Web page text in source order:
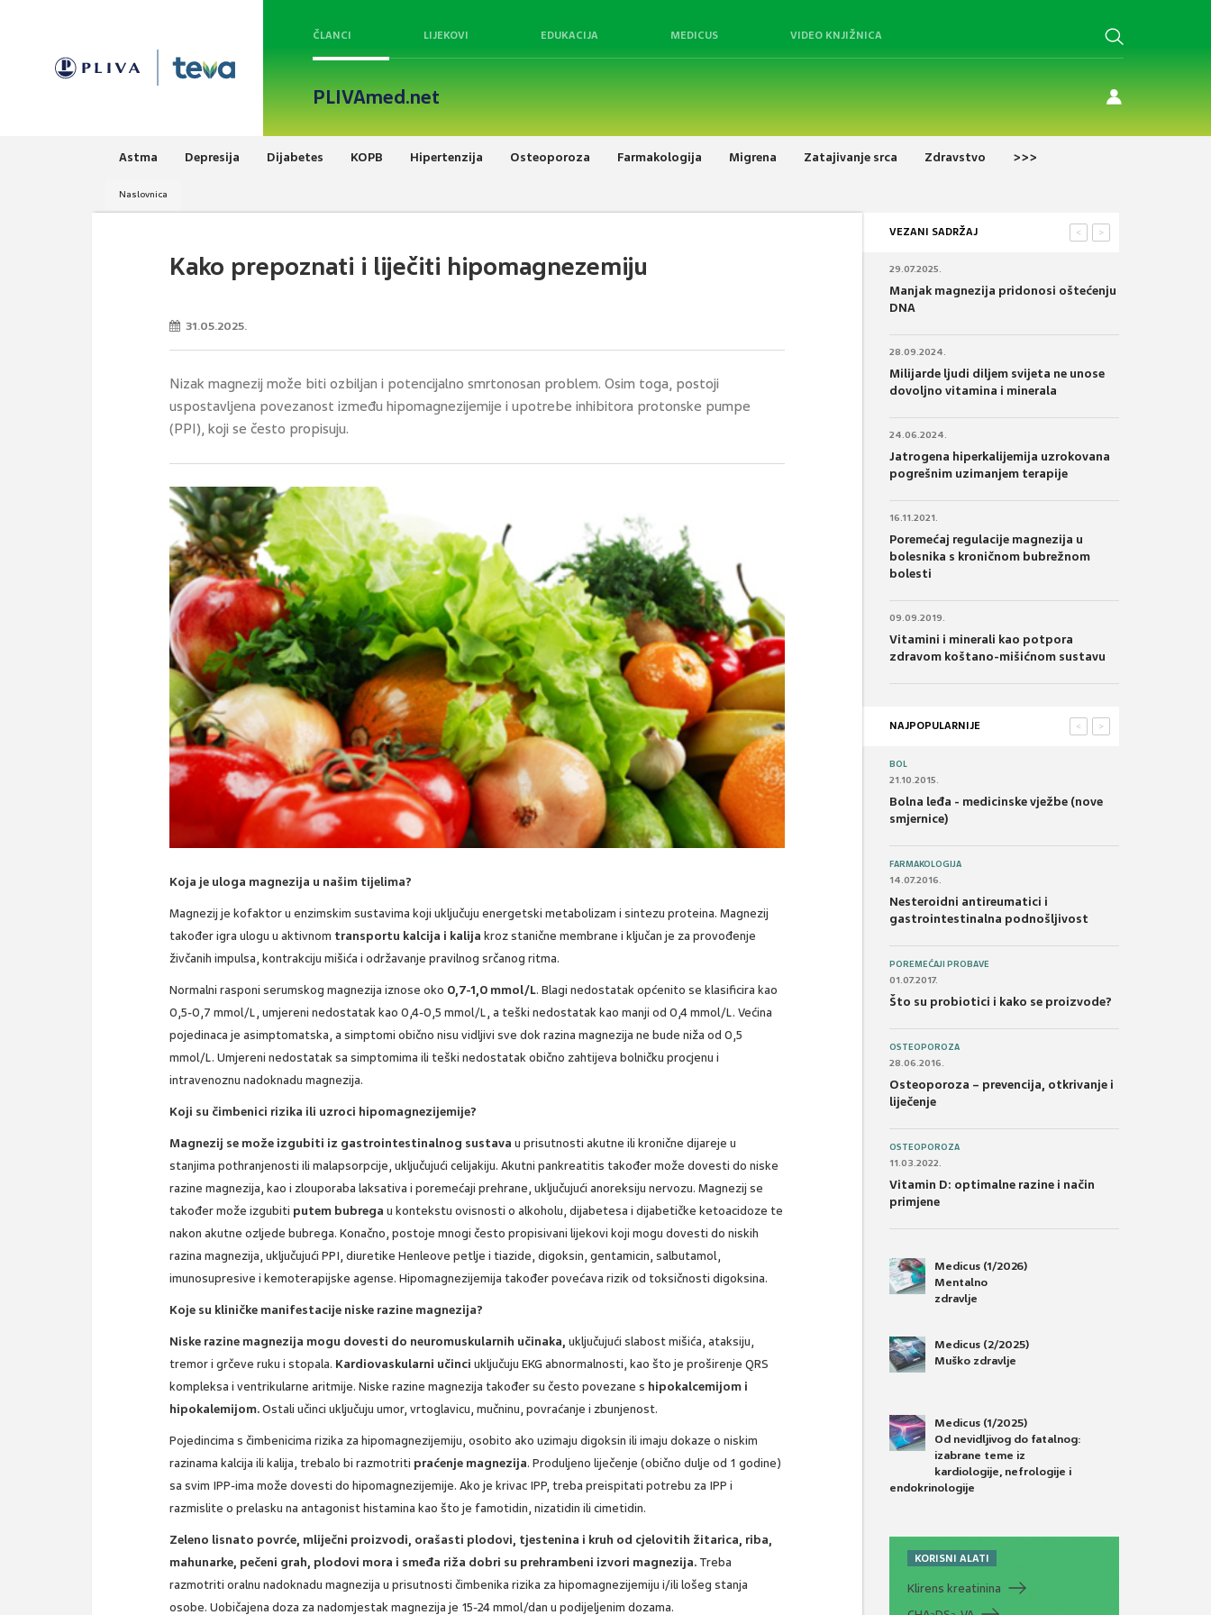
ČLANCI LIJEKOVI EDUKACIJA MEDICUS VIDEO KNJIŽNICA
PLIVAmed.net
Astma Depresija Dijabetes KOPB Hipertenzija Osteoporoza Farmakologija Migrena Zatajivanje srca Zdravstvo >>>
Naslovnica
Kako prepoznati i liječiti hipomagnezemiju
31.05.2025.
Nizak magnezij može biti ozbiljan i potencijalno smrtonosan problem. Osim toga, postoji
uspostavljena povezanost između hipomagnezijemije i upotrebe inhibitora protonske pumpe
(PPI), koji se često propisuju.
Koja je uloga magnezija u našim tijelima?
Magnezij je kofaktor u enzimskim sustavima koji uključuju energetski metabolizam i sintezu proteina. Magnezij
također igra ulogu u aktivnom transportu kalcija i kalija kroz stanične membrane i ključan je za provođenje
živčanih impulsa, kontrakciju mišića i održavanje pravilnog srčanog ritma.
Normalni rasponi serumskog magnezija iznose oko 0,7-1,0 mmol/L. Blagi nedostatak općenito se klasificira kao
0,5-0,7 mmol/L, umjereni nedostatak kao 0,4-0,5 mmol/L, a teški nedostatak kao manji od 0,4 mmol/L. Većina
pojedinaca je asimptomatska, a simptomi obično nisu vidljivi sve dok razina magnezija ne bude niža od 0,5
mmol/L. Umjereni nedostatak sa simptomima ili teški nedostatak obično zahtijeva bolničku procjenu i
intravenoznu nadoknadu magnezija.
Koji su čimbenici rizika ili uzroci hipomagnezijemije?
Magnezij se može izgubiti iz gastrointestinalnog sustava u prisutnosti akutne ili kronične dijareje u
stanjima pothranjenosti ili malapsorpcije, uključujući celijakiju. Akutni pankreatitis također može dovesti do niske
razine magnezija, kao i zlouporaba laksativa i poremećaji prehrane, uključujući anoreksiju nervozu. Magnezij se
također može izgubiti putem bubrega u kontekstu ovisnosti o alkoholu, dijabetesa i dijabetičke ketoacidoze te
nakon akutne ozljede bubrega. Konačno, postoje mnogi često propisivani lijekovi koji mogu dovesti do niskih
razina magnezija, uključujući PPI, diuretike Henleove petlje i tiazide, digoksin, gentamicin, salbutamol,
imunosupresive i kemoterapijske agense. Hipomagnezijemija također povećava rizik od toksičnosti digoksina.
Koje su kliničke manifestacije niske razine magnezija?
Niske razine magnezija mogu dovesti do neuromuskularnih učinaka, uključujući slabost mišića, ataksiju,
tremor i grčeve ruku i stopala. Kardiovaskularni učinci uključuju EKG abnormalnosti, kao što je proširenje QRS
kompleksa i ventrikularne aritmije. Niske razine magnezija također su često povezane s hipokalcemijom i
hipokalemijom.Ostali učinci uključuju umor, vrtoglavicu, mučninu, povraćanje i zbunjenost.
Pojedincima s čimbenicima rizika za hipomagnezijemiju, osobito ako uzimaju digoksin ili imaju dokaze o niskim
razinama kalcija ili kalija, trebalo bi razmotriti praćenje magnezija. Produljeno liječenje (obično dulje od 1 godine)
sa svim IPP-ima može dovesti do hipomagnezijemije. Ako je krivac IPP, treba preispitati potrebu za IPP i
razmislite o prelasku na antagonist histamina kao što je famotidin, nizatidin ili cimetidin.
Zeleno lisnato povrće, mliječni proizvodi, orašasti plodovi, tjestenina i kruh od cjelovitih žitarica, riba,
mahunarke, pečeni grah, plodovi mora i smeđa riža dobri su prehrambeni izvori magnezija. Treba
razmotriti oralnu nadoknadu magnezija u prisutnosti čimbenika rizika za hipomagnezijemiju i/ili lošeg stanja
osobe. Uobičajena doza za nadomjestak magnezija je 15-24 mmol/dan u podijeljenim dozama.
VEZANI SADRŽAJ >
<
29.07.2025.
Manjak magnezija pridonosi oštećenju
DNA
28.09.2024.
Milijarde ljudi diljem svijeta ne unose
dovoljno vitamina i minerala
24.06.2024.
Jatrogena hiperkalijemija uzrokovana
pogrešnim uzimanjem terapije
16.11.2021.
Poremećaj regulacije magnezija u
bolesnika s kroničnom bubrežnom
bolesti
09.09.2019.
Vitamini i minerali kao potpora
zdravom koštano-mišićnom sustavu
NAJPOPULARNIJE >
<
BOL
21.10.2015.
Bolna leđa - medicinske vježbe (nove
smjernice)
FARMAKOLOGIJA
14.07.2016.
Nesteroidni antireumatici i
gastrointestinalna podnošljivost
POREMEĆAJI PROBAVE
01.07.2017.
Što su probiotici i kako se proizvode?
OSTEOPOROZA
28.06.2016.
Osteoporoza – prevencija, otkrivanje i
liječenje
OSTEOPOROZA
11.03.2022.
Vitamin D: optimalne razine i način
primjene
Medicus (1/2026)
Mentalno
zdravlje
Medicus (2/2025)
Muško zdravlje
Medicus (1/2025)
Od nevidljivog do fatalnog:
izabrane teme iz
kardiologije, nefrologije i
endokrinologije
KORISNI ALATI
Klirens kreatinina